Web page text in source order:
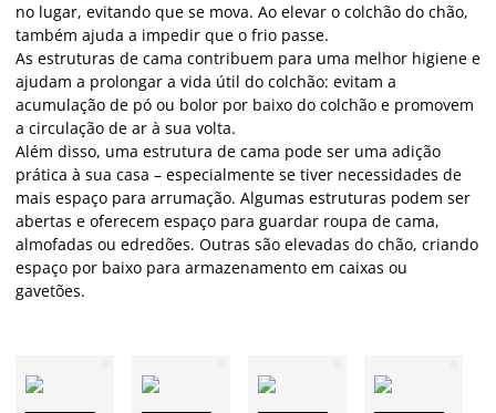
no lugar, evitando que se mova. Ao elevar o colchão do chão,
também ajuda a impedir que o frio passe.
As estruturas de cama contribuem para uma melhor higiene e
ajudam a prolongar a vida útil do colchão: evitam a
acumulação de pó ou bolor por baixo do colchão e promovem
a circulação de ar à sua volta.
Além disso, uma estrutura de cama pode ser uma adição
prática à sua casa – especialmente se tiver necessidades de
mais espaço para arrumação. Algumas estruturas podem ser
abertas e oferecem espaço para guardar roupa de cama,
almofadas ou edredões. Outras são elevadas do chão, criando
espaço por baixo para armazenamento em caixas ou
gavetões.